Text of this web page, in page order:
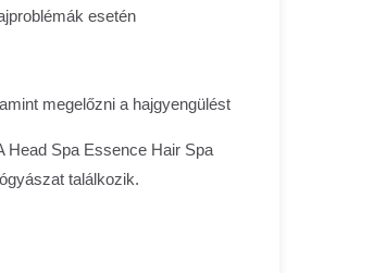
esetén
megelőzni a hajgyengülést
Head Spa Essence Hair Spa
találkozik.